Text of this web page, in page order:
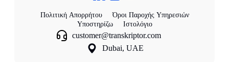
Πολιτική Απορρήτου
Όροι Παροχής Υπηρεσιών
Υποστηρίζω
Ιστολόγιο
customer@transkriptor.com
Dubai, UAE